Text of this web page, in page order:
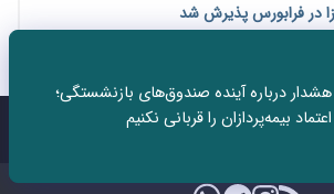
ترمز تولید خودرو کشیده شد؛ افت ۲۵ درصدی تیراژ ایران‌خودرو،
۲ روز پیش
مانع بزرگ خانه‌دار شدن مستأجران
مرزهای زمینی به راهبرد تأمین کالاهای
در فرابورس پذیرش شد
هلدینگ خلیج فارس قانونی است؟/
سهامداران
هشدار درباره آینده صندوق‌های بازنشستگی؛
اعتماد بیمه‌پردازان را قربانی نکنیم